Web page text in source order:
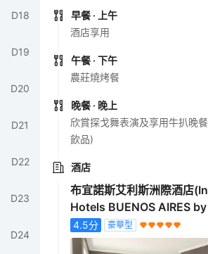
D18
D19
D20
D21
D22
D23
D24
早餐 · 上午
酒店享用
午餐 · 下午
農莊燒烤餐
晚餐 · 晚上
欣賞探戈舞表演及享用牛扒晚
飲品)
酒店
布宜諾斯艾利斯洲際酒店
Hotels BUENOS AIRES
4.5分 豪華型